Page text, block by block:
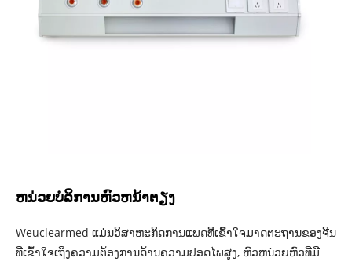
ຫນ່ວຍບໍລິການຫົວຫນ້າຕຽງ
Weuclearmed ແມ່ນວິສາຫະກິດການແພດທີ່ເຂົ້າໃຈມາດຕະຖານຂອງຈີນ
ທີ່ເຂົ້າໃຈເຖິງຄວາມຕ້ອງການດ້ານຄວາມປອດໄພສູງ, ຫົວຫນ່ວຍຫົວທີ່ມີ